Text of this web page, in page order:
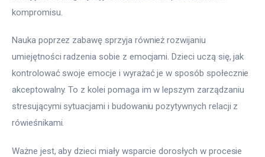
kompromisu.
Nauka poprzez zabawę sprzyja również rozwijaniu
umiejętności radzenia sobie z emocjami. Dzieci uczą się, jak
kontrolować swoje emocje i wyrażać je w sposób społecznie
akceptowalny. To z kolei pomaga im w lepszym zarządzaniu
stresującymi sytuacjami i budowaniu pozytywnych relacji z
rówieśnikami.
Ważne jest, aby dzieci miały wsparcie dorosłych w procesie